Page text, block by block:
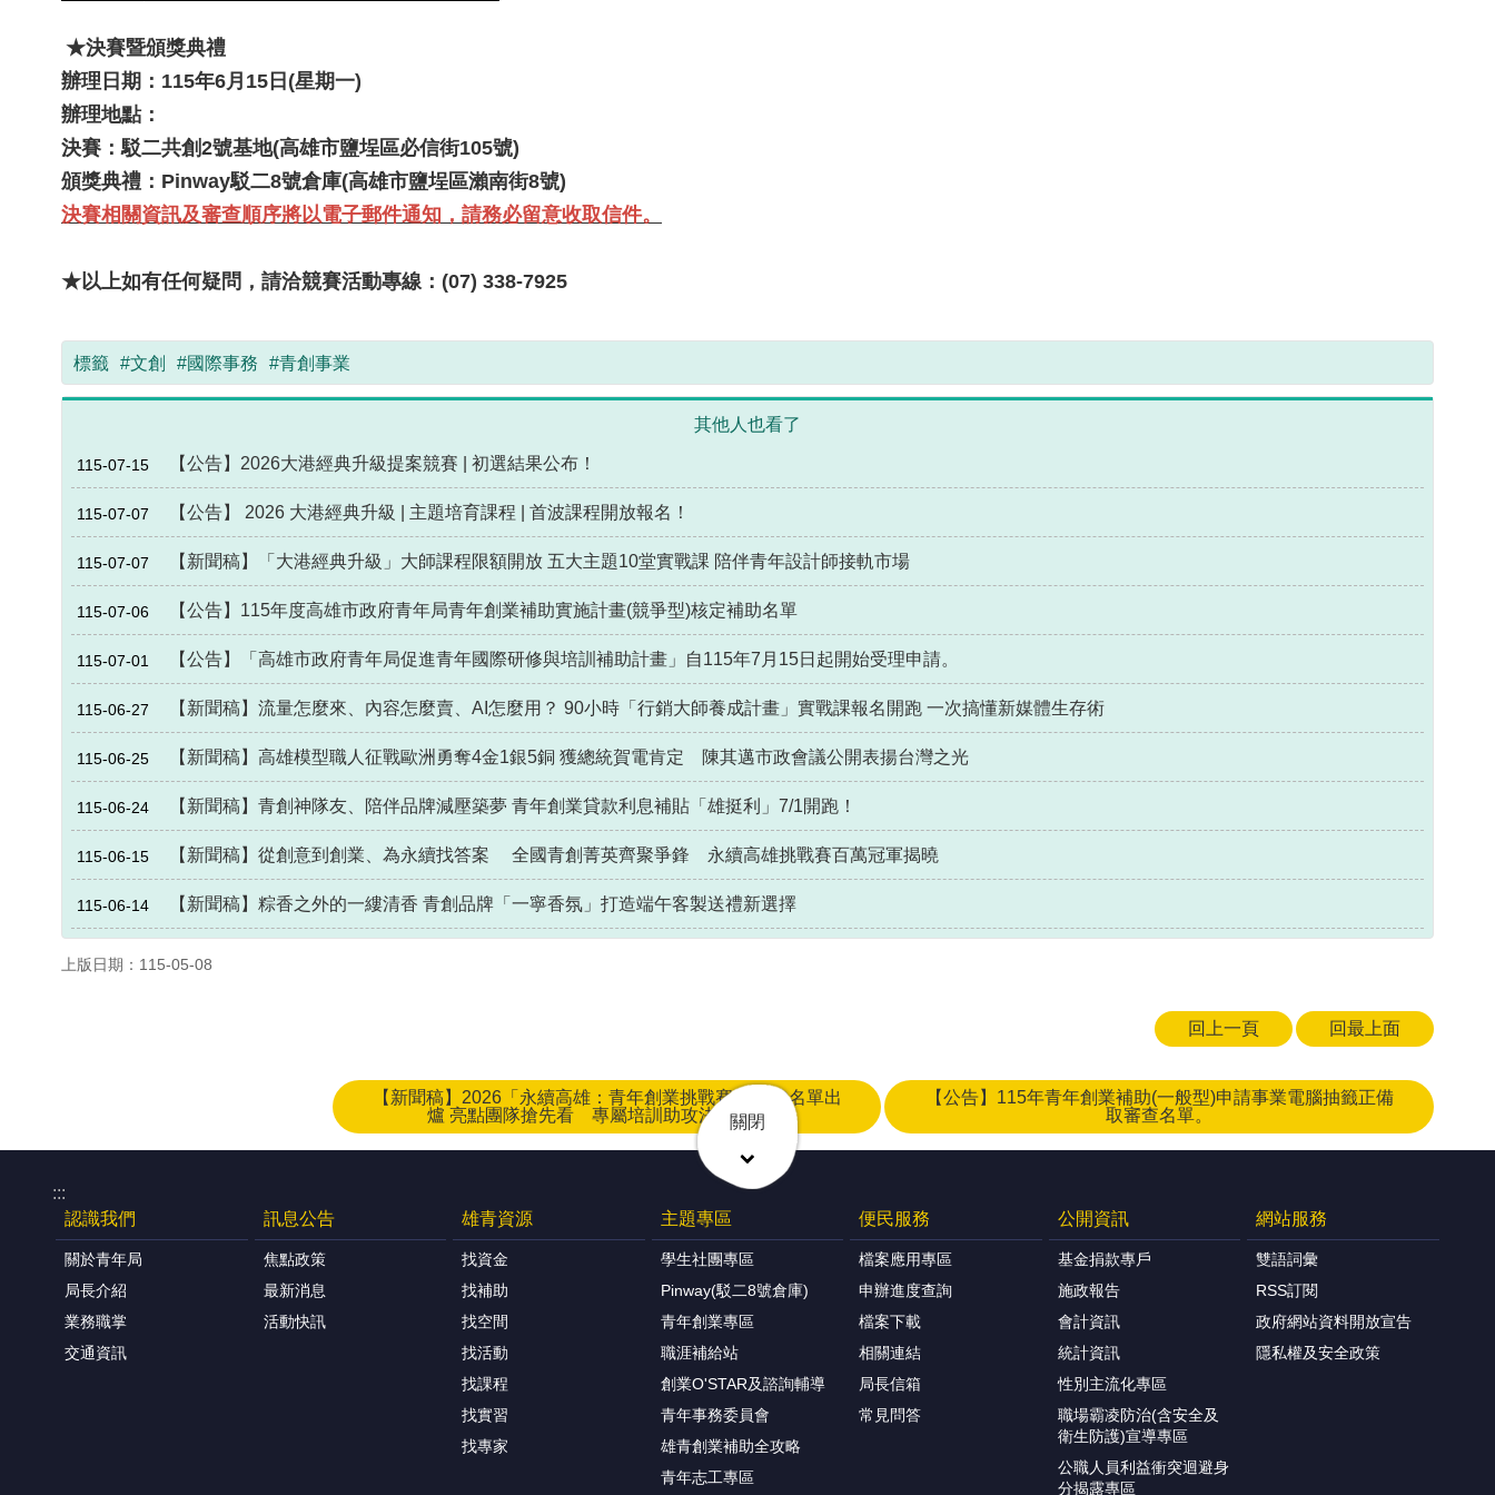
★決賽暨頒獎典禮
辦理日期 ：115年6月15日(星期一)
辦理地點：
決賽：駁二共創2號基地(高雄市鹽埕區必信街105號)
頒獎典禮：Pinway駁二8號倉庫(高雄市鹽埕區瀨南街8號)
決賽相關資訊及審查順序將以電子郵件通知，請務必留意收取信件。
★以上如有任何疑問，請洽競賽活動專線：(07) 338-7925
標籤 #文創 #國際事務 #青創事業
其他人也看了
115-07-15 【公告】2026大港經典升級提案競賽 | 初選結果公布！
115-07-07 【公告】 2026 大港經典升級 | 主題培育課程 | 首波課程開放報名！
115-07-07 【新聞稿】「大港經典升級」大師課程限額開放 五大主題10堂實戰課 陪伴青年設計師接軌市場
115-07-06 【公告】115年度高雄市政府青年局青年創業補助實施計畫(競爭型)核定補助名單
115-07-01 【公告】「高雄市政府青年局促進青年國際研修與培訓補助計畫」自115年7月15日起開始受理申請。
115-06-27 【新聞稿】流量怎麼來、內容怎麼賣、AI怎麼用？ 90小時「行銷大師養成計畫」實戰課報名開跑 一次搞懂新媒體生存術
115-06-25 【新聞稿】高雄模型職人征戰歐洲勇奪4金1銀5銅 獲總統賀電肯定 陳其邁市政會議公開表揚台灣之光
115-06-24 【新聞稿】青創神隊友、陪伴品牌減壓築夢 青年創業貸款利息補貼「雄挺利」7/1開跑！
115-06-15 【新聞稿】從創意到創業、為永續找答案 全國青創菁英齊聚爭鋒 永續高雄挑戰賽百萬冠軍揭曉
115-06-14 【新聞稿】粽香之外的一縷清香 青創品牌「一寧香氛」打造端午客製送禮新選擇
上版日期：115-05-08
回上一頁 回最上面
【新聞稿】2026「永續高雄：青年創業挑戰賽」20強名單出
爐 亮點團隊搶先看 專屬培訓助攻決賽實戰力
【公告】115年青年創業補助(一般型)申請事業電腦抽籤正備
取審查名單。
關閉
:::
認識我們
關於青年局
局長介紹
業務職掌
交通資訊
訊息公告
焦點政策
最新消息
活動快訊
雄青資源
找資金
找補助
找空間
找活動
找課程
找實習
找專家
主題專區
學生社團專區
Pinway(駁二8號倉庫)
青年創業專區
職涯補給站
創業O'STAR及諮詢輔導
青年事務委員會
雄青創業補助全攻略
青年志工專區
便民服務
檔案應用專區
申辦進度查詢
檔案下載
相關連結
局長信箱
常見問答
公開資訊
基金捐款專戶
施政報告
會計資訊
統計資訊
性別主流化專區
職場霸凌防治(含安全及
衛生防護)宣導專區
公職人員利益衝突迴避身
分揭露專區
網站服務
雙語詞彙
RSS訂閱
政府網站資料開放宣告
隱私權及安全政策